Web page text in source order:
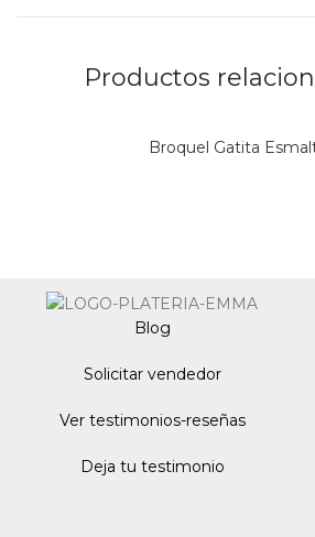
Productos
Broquel Gatita
Blog
Solicitar vendedor
Ver testimonios-reseñas
Deja tu testimonio